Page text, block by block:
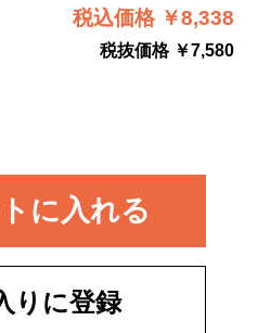
税込価格 ￥8,338
税抜価格 ￥7,580
りに登録